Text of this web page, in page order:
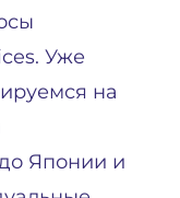
Уже
на
Японии и